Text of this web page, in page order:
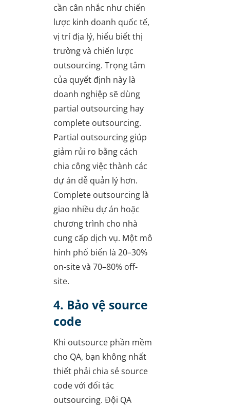
cần cân nhắc như chiến
lược kinh doanh quốc tế,
vị trí địa lý, hiểu biết thị
trường và chiến lược
outsourcing. Trọng tâm
của quyết định này là
doanh nghiệp sẽ dùng
partial outsourcing hay
complete outsourcing.
Partial outsourcing giúp
giảm rủi ro bằng cách
chia công việc thành các
dự án dễ quản lý hơn.
Complete outsourcing là
giao nhiều dự án hoặc
chương trình cho nhà
cung cấp dịch vụ. Một mô
hình phổ biến là 20–30%
on-site và 70–80% off-
site.
4. Bảo vệ source
code
Khi outsource phần mềm
cho QA, bạn không nhất
thiết phải chia sẻ source
code với đối tác
outsourcing. Đội QA